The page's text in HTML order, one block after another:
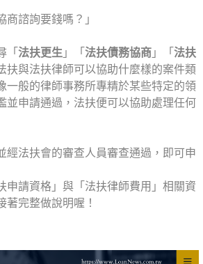
商諮詢要錢嗎？」
「法扶更生」「法扶債務協商」「法扶
扶與法扶律師可以協助什麼樣的案件類
一般的律師事務所專精於某些特定的領
並申請通過，法扶便可以協助處理任何
經法扶會的審查人員審查通過，即可申
申請資格」與「法扶律師費用」相關資
完整做說明喔！